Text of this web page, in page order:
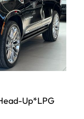
Up*LPG